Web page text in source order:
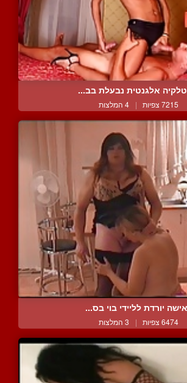
אלגנטית נבעלת בב...
7215 צפיות | 4 המלצות
אישה יורדת לליידי בוי בס...
6474 צפיות | 3 המלצות